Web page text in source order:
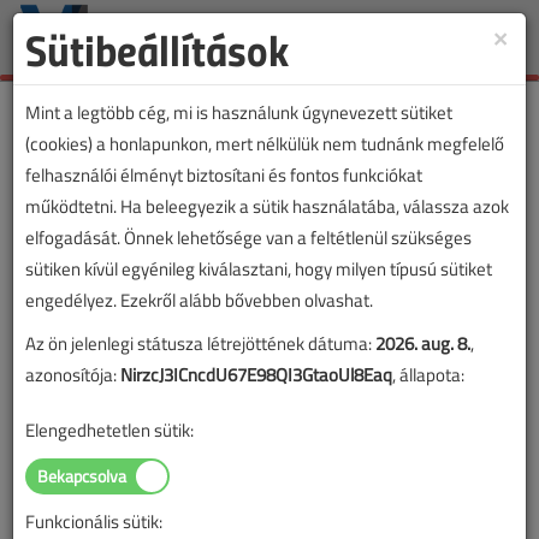
Toggle
×
Sütibeállítások
Mint a legtöbb cég, mi is használunk úgynevezett sütiket
(cookies) a honlapunkon, mert nélkülük nem tudnánk megfelelő
felhasználói élményt biztosítani és fontos funkciókat
működtetni. Ha beleegyezik a sütik használatába, válassza azok
elfogadását. Önnek lehetősége van a feltétlenül szükséges
sütiken kívül egyénileg kiválasztani, hogy milyen típusú sütiket
engedélyez. Ezekről alább bővebben olvashat.
Az ön jelenlegi státusza létrejöttének dátuma:2026. aug. 8.,
azonosítója:NirzcJ3ICncdU67E98QI3GtaoUl8Eaq, állapota:
Elengedhetetlen sütik:
Funkcionális sütik: